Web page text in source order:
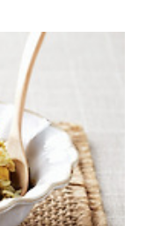
려를 나타내기도 했
과 모바일메모리 표
반도체산업협회는
와 함께 '모바
사는..